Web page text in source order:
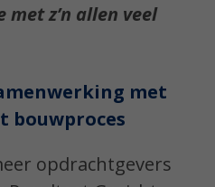
met z’n allen veel
met
bouwproces
opdrachtgevers